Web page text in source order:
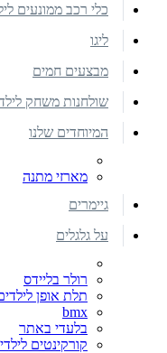
כלי רכב ממונעים
ליגו
מבצעים חמים
שולחנות משחק
המיוחדים שלנו
מארזי מתנה
גיימרים
על גלגלים
רולר בליידס
תלת אופן
bmx
בלעדי באתר
קורקינטים